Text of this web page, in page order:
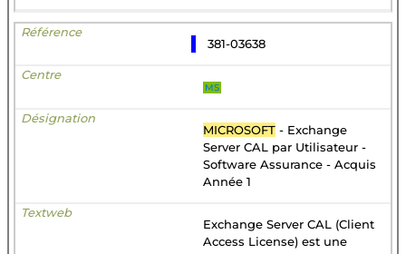
381-03638
MS
MICROSOFT - Exchange
Server CAL par Utilisateur -
Software Assurance - Acquis
Année 1
Exchange Server CAL (Client
Access License) est une